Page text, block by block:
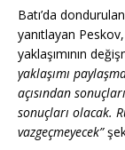
Batı’da
yanıtlayan
yaklaşımının
yaklaşımı
açısından
sonuçları olacak.
vazgeçmeyecek”